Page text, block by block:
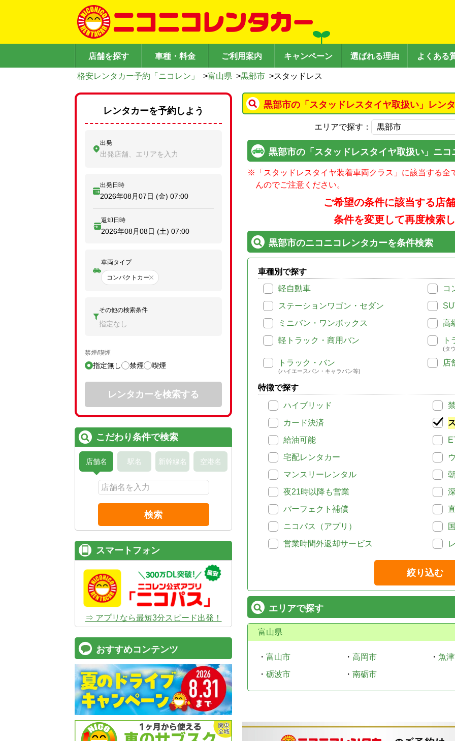
店舗を探す 車種・料金 ご利用案内 キャンペーン 選ばれる理由 よくある
格安レンタカー予約「ニコレン」 >富山県 >黒部市 >スタッドレス
黒部市の「スタッドレスタイヤ取扱い」レン
エリアで探す：
黒部市の「スタッドレスタイヤ取扱い」ニ
※
「スタッドレスタイヤ装着車両クラス」に該当する
んのでご注意ください。
ご希望の条件に該当する店
条件を変更して再度検索
黒部市のニコニコレンタカーを条件検索
車種別で探す
軽自動車
コ
ステーションワゴン・セダン
ミニバン・ワンボックス
高
軽トラック・商用バン
ト
(タ
トラック・バン
(ハイエースバン・キャラバン等)
店
特徴で探す
ハイブリッド
カード決済
給油可能
宅配レンタカー
マンスリーレンタル
夜21時以降も営業
パーフェクト補償
ニコパス（アプリ）
営業時間外返却サービス
絞り込む
エリアで探す
富山県
・ 富山市 ・ 高岡市 ・ 魚
・ 砺波市 ・ 南砺市
レンタカーを予約しよう
出発
出発店舗、エリアを入力
出発日時
2026年08月07日 (金) 07:00
返却日時
2026年08月08日 (土) 07:00
車両タイプ
コンパクトカー
その他の検索条件
指定なし
禁煙/喫煙
指定無し 禁煙 喫煙
レンタカーを検索する
こだわり条件で検索
店舗名 駅名 新幹線名 空港名
検索
スマートフォン
⇒ アプリなら最短3分スピード出発！
おすすめコンテンツ